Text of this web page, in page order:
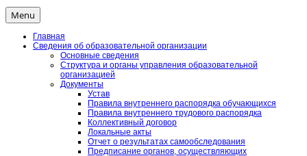
Menu
Главная
Сведения об образовательной организации
Основные сведения
Структура и органы управления образовательной
организацией
Документы
Устав
Правила внутреннего распорядка обучающихся
Правила внутреннего трудового распорядка
Коллективный договор
Локальные акты
Отчет о результатах самообследования
Предписание органов, осуществляющих